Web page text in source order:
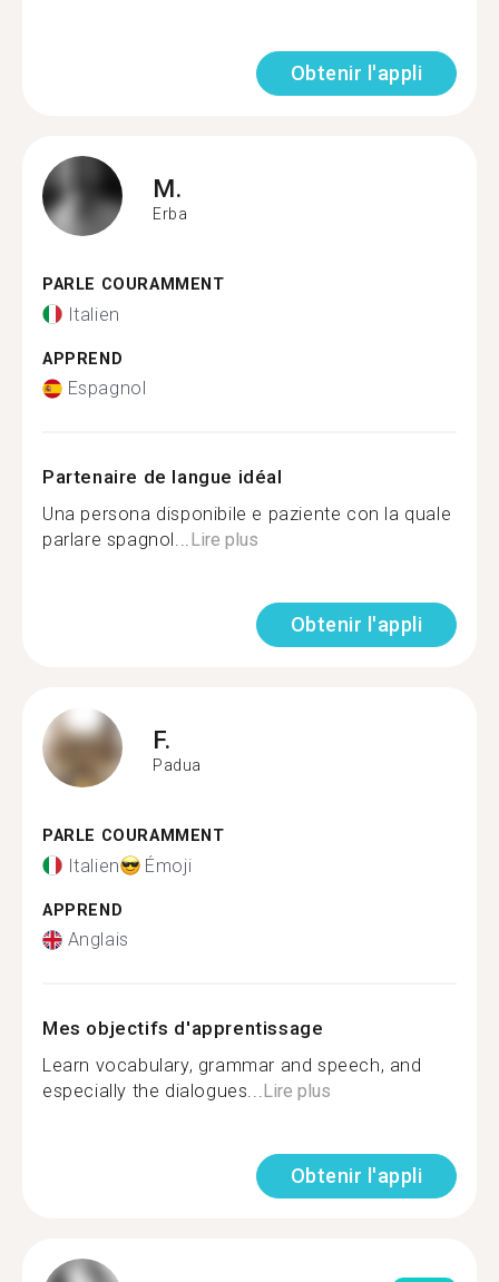
Obtenir l'appli
M.
Erba
PARLE COURAMMENT
Italien
APPREND
Espagnol
Partenaire de langue idéal
Una persona disponibile e paziente con la quale
parlare spagnol...Lire plus
Obtenir l'appli
F.
Padua
PARLE COURAMMENT
Italien Émoji
APPREND
Anglais
Mes objectifs d'apprentissage
Learn vocabulary, grammar and speech, and
especially the dialogues...Lire plus
Obtenir l'appli